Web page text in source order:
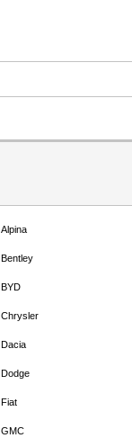
Alpina
Bentley
BYD
Chrysler
Dacia
Dodge
Fiat
GMC